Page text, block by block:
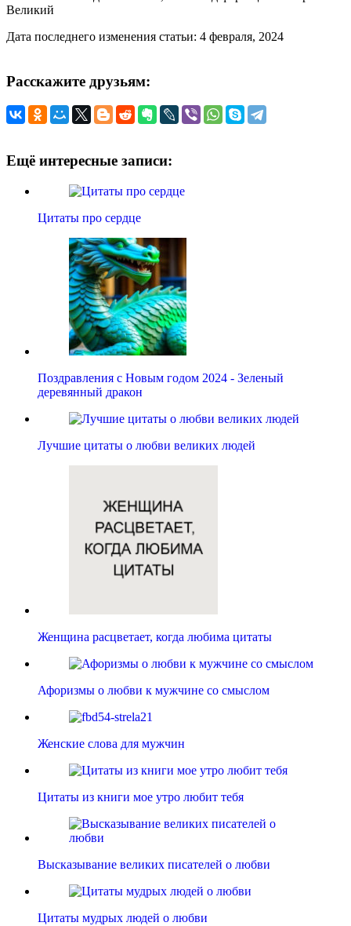
Великий
Дата последнего изменения статьи: 4 февраля, 2024
Расскажите друзьям:
Ещё интересные записи:
Цитаты про сердце
Поздравления с Новым годом 2024 - Зеленый
деревянный дракон
Лучшие цитаты о любви великих людей
Женщина расцветает, когда любима цитаты
Афоризмы о любви к мужчине со смыслом
Женские слова для мужчин
Цитаты из книги мое утро любит тебя
Высказывание великих писателей о любви
Цитаты мудрых людей о любви